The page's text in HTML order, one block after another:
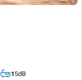
1SdB